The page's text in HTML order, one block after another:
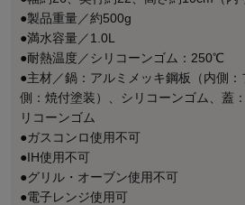
●製品重量／約500g
●満水容量／1.0L
●耐熱温度／シリコーンゴム：250℃
●主材／鍋：アルミメッキ鋼板（内側
側：焼付塗装）、シリコーンゴム、蓋
リコーンゴム
●ガスコンロ使用不可
●IH使用不可
●グリル・オーブン使用不可
●電子レンジ使用可